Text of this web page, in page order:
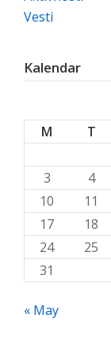
Vesti
Kalendar
M
T
3
4
10
11
17
18
24
25
31
« May